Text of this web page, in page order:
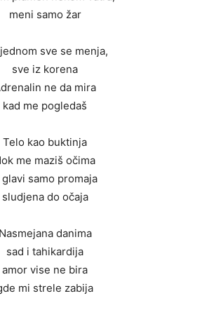
meni samo žar
sve se menja,
sve iz korena
ne da mira
kad me pogledaš
Telo kao buktinja
me maziš očima
glavi samo promaja
sludjena do očaja
Nasmejana danima
sad i tahikardija
amor vise ne bira
mi strele zabija